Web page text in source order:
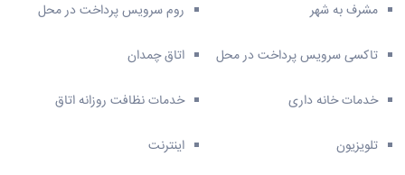
مشرف به شهر روم سرویس پرداخت در محل
تاکسی سرویس پرداخت در محل اتاق چمدان
خدمات خانه داری خدمات نظافت روزانه اتاق
تلویزیون اینترنت